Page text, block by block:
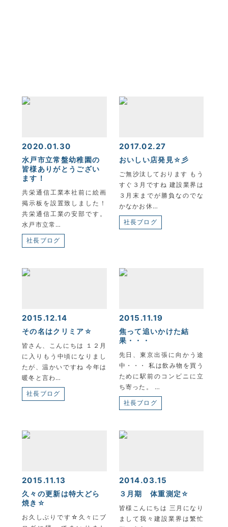
2020.01.30
水戸市立常盤幼稚園の
皆様ありがとうござい
ます！
共栄通信工業本社前に絵画
掲示板を設置致しました！
共栄通信工業の安部です。
水戸市立常…
社長ブログ
2017.02.27
おいしい店発見☆彡
ご無沙汰しております もう
すぐ３月ですね 建設業界は
３月末までが勝負なのでな
かなかお休…
社長ブログ
2015.12.14
その名はクリミア☆
皆さん、こんにちは １２月
に入りもう中頃になりまし
たが、温かいですね 今年は
暖冬と言わ…
社長ブログ
2015.11.19
焦って追いかけた結
果・・・
先日、東京出張に向かう途
中・・・ 私は飲み物を買う
ために駅前のコンビニに立
ち寄った。 …
社長ブログ
2015.11.13
久々の更新は特大どら
焼き☆
お久しぶりです☆久々にブ
2014.03.15
３月期 体重測定☆
皆様こんにちは 三月になり
まして我々建設業界は繁忙